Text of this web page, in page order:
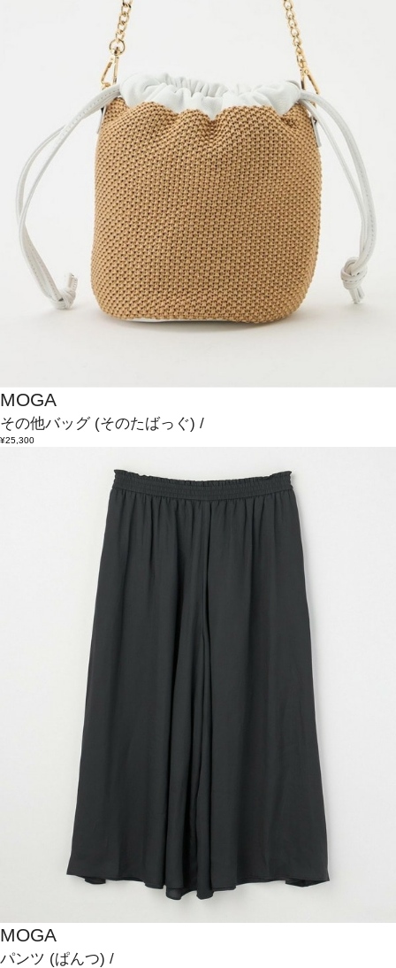
MOGA
その他バッグ (そのたばっぐ) /
¥25,300
MOGA
パンツ (ぱんつ) /